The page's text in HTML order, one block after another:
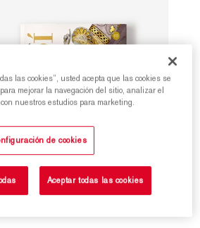
las cookies”, usted acepta que las cookies se
mejorar la navegación del sitio, analizar el
nuestros estudios para marketing.
de cookies
Aceptar todas las cookies